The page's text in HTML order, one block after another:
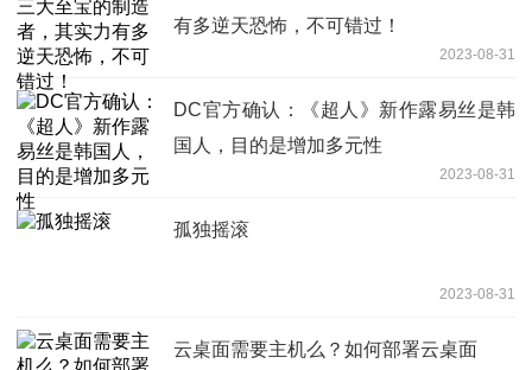
有多逆天恐怖，不可错过！
2023-08-31
DC官方确认：《超人》新作露易丝是韩
国人，目的是增加多元性
2023-08-31
孤独摇滚
2023-08-31
云桌面需要主机么？如何部署云桌面